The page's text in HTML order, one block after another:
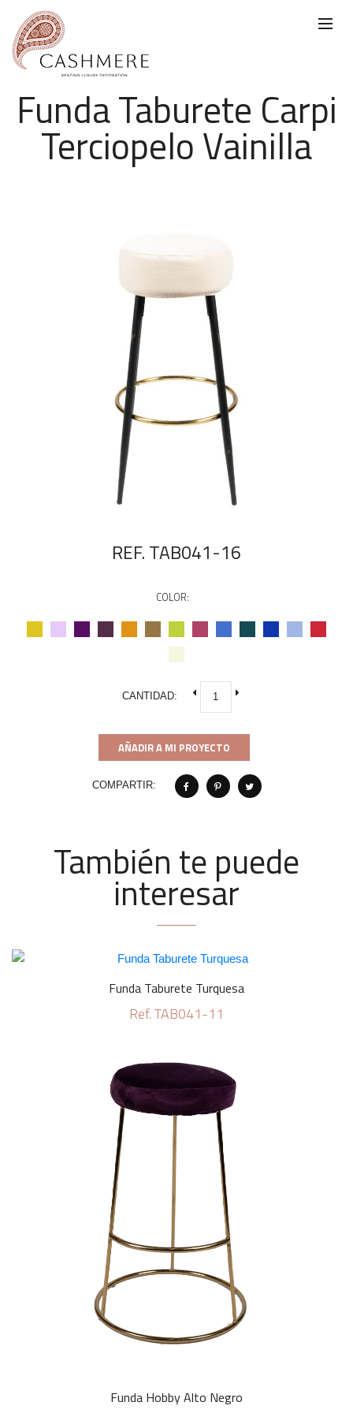
Funda Taburete Carpi
Terciopelo Vainilla
REF. TAB041-16
COLOR:
CANTIDAD:
AÑADIR A MI PROYECTO
COMPARTIR:
También te puede
interesar
Funda Taburete Turquesa
Ref. TAB041-11
Funda Hobby Alto Negro